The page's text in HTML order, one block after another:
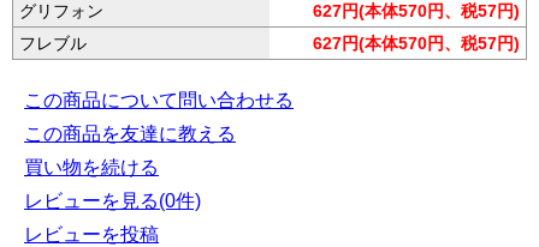
グリフォン
627円(本体570円、税57円)
フレブル
627円(本体570円、税57円)
この商品について問い合わせる
この商品を友達に教える
買い物を続ける
レビューを見る(0件)
レビューを投稿